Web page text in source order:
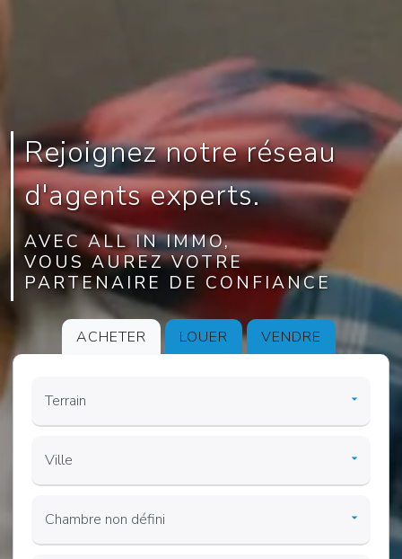
Rejoignez notre réseau
d'agents experts.
AVEC ALL IN IMMO,
VOUS AUREZ VOTRE
PARTENAIRE DE CONFIANCE
ACHETER LOUER VENDRE